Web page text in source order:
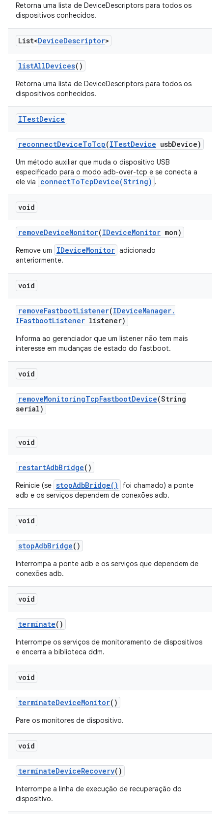
Retorna uma lista de DeviceDescriptors para todos os
dispositivos conhecidos.
List<DeviceDescriptor>
listAllDevices()
Retorna uma lista de DeviceDescriptors para todos os
dispositivos conhecidos.
ITestDevice
reconnectDeviceToTcp(ITestDevice usbDevice)
Um método auxiliar que muda o dispositivo USB
especificado para o modo adb-over-tcp e se conecta a
ele via
connectToTcpDevice(String) .
void
removeDeviceMonitor(IDeviceMonitor mon)
Remove um IDeviceMonitor adicionado
anteriormente.
void
removeFastbootListener(IDeviceManager.
IFastbootListener listener)
Informa ao gerenciador que um listener não tem mais
interesse em mudanças de estado do fastboot.
void
removeMonitoringTcpFastbootDevice(String
serial)
void
restartAdbBridge()
Reinicie (se stopAdbBridge()
foi chamado) a ponte
adb e os serviços dependem de conexões adb.
void
stopAdbBridge()
Interrompa a ponte adb e os serviços que dependem de
conexões adb.
void
terminate()
Interrompe os serviços de monitoramento de dispositivos
e encerra a biblioteca ddm.
void
terminateDeviceMonitor()
Pare os monitores de dispositivo.
void
terminateDeviceRecovery()
Interrompe a linha de execução de recuperação do
dispositivo.